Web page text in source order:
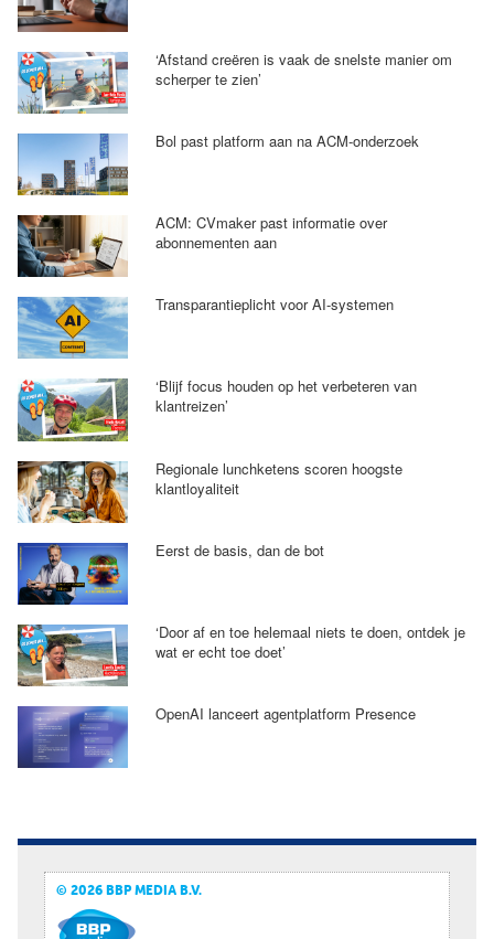
‘Afstand creëren is vaak de snelste manier om
scherper te zien’
Bol past platform aan na ACM-onderzoek
ACM: CVmaker past informatie over
abonnementen aan
Transparantieplicht voor AI-systemen
‘Blijf focus houden op het verbeteren van
klantreizen’
Regionale lunchketens scoren hoogste
klantloyaliteit
Eerst de basis, dan de bot
‘Door af en toe helemaal niets te doen, ontdek je
wat er echt toe doet’
OpenAI lanceert agentplatform Presence
© 2026 BBP MEDIA B.V.